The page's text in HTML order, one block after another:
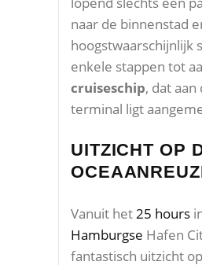
naar de binnenstad
hoogstwaarschijnlijk
enkele stappen tot
cruiseschip, dat
terminal ligt
UITZICHT OP
Vanuit het25 hours
Hamburgse Hafen
fantastisch uitzicht